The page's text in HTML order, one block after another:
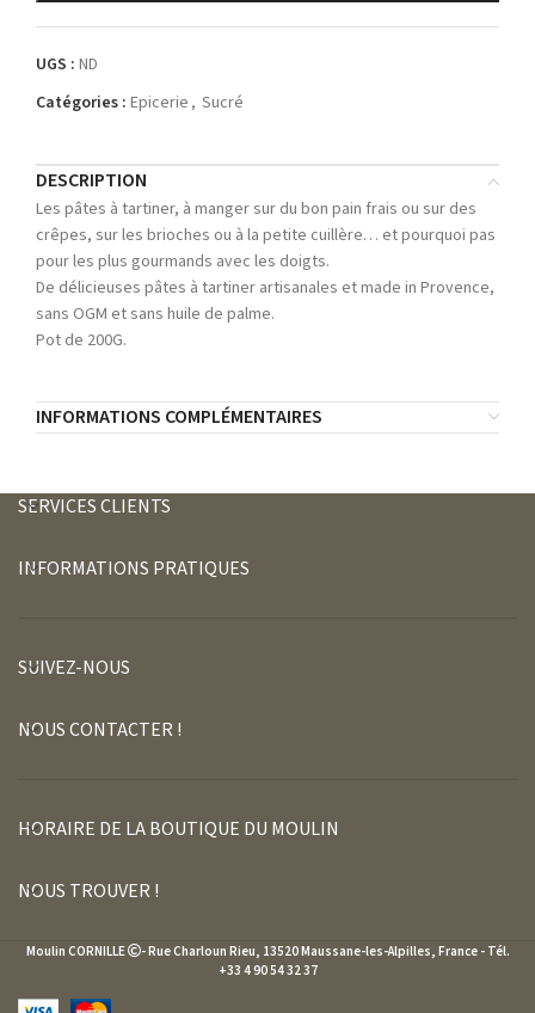
UGS : ND
Catégories : Epicerie, Sucré
DESCRIPTION
Les pâtes à tartiner, à manger sur du bon pain frais ou sur des
crêpes, sur les brioches ou à la petite cuillère… et pourquoi pas
pour les plus gourmands avec les doigts.
De délicieuses pâtes à tartiner artisanales et made in Provence,
sans OGM et sans huile de palme.
Pot de 200G.
INFORMATIONS COMPLÉMENTAIRES
SERVICES CLIENTS
INFORMATIONS PRATIQUES
SUIVEZ-NOUS
NOUS CONTACTER !
HORAIRE DE LA BOUTIQUE DU MOULIN
NOUS TROUVER !
Moulin CORNILLE
- Rue Charloun Rieu, 13520 Maussane-les-Alpilles, France - Tél.
+33 4 90 54 32 37